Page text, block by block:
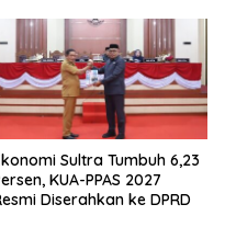
Sultra Tumbuh 6,23
KUA-PPAS 2027
Diserahkan ke DPRD